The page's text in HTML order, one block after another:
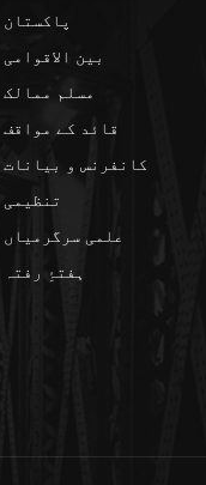
پاکستان
بین الاقوامی
مسلم ممالک
قائد کے مواقف
کانفرنس و بیانات
تنظیمی
علمی سرگرمیاں
ہفتۂِ رفتہ